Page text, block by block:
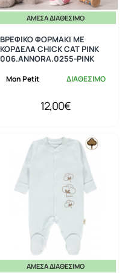
ΆΜΕΣΑ ΔΙΑΘΈΣΙΜΟ
Mon Petit ΔΙΑΘΕΣΙΜΟ
ΒΡΕΦΙΚΟ ΦΟΡΜΑΚΙ ΜΕ
ΚΟΡΔΕΛΑ CHICK CAT PINK
006.ANNORA.0255-PINK
12,00€
ΆΜΕΣΑ ΔΙΑΘΈΣΙΜΟ